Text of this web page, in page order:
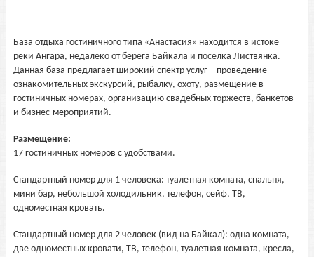
База отдыха гостиничного типа «Анастасия» находится в истоке
реки Ангара, недалеко от берега Байкала и поселка Листвянка.
Данная база предлагает широкий спектр услуг – проведение
ознакомительных экскурсий, рыбалку, охоту, размещение в
гостиничных номерах, организацию свадебных торжеств, банкетов
и бизнес-мероприятий.
Размещение:
17 гостиничных номеров с удобствами.
Стандартный номер для 1 человека: туалетная комната, спальня,
мини бар, небольшой холодильник, телефон, сейф, ТВ,
одноместная кровать.
Стандартный номер для 2 человек (вид на Байкал): одна комната,
две одноместных кровати, ТВ, телефон, туалетная комната, кресла,